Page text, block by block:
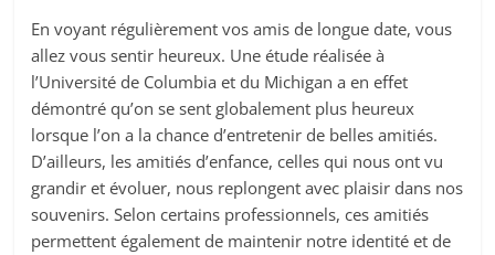
En voyant régulièrement vos amis de longue date, vous
allez vous sentir heureux. Une étude réalisée à
l’Université de Columbia et du Michigan a en effet
démontré qu’on se sent globalement plus heureux
lorsque l’on a la chance d’entretenir de belles amitiés.
D’ailleurs, les amitiés d’enfance, celles qui nous ont vu
grandir et évoluer, nous replongent avec plaisir dans nos
souvenirs. Selon certains professionnels, ces amitiés
permettent également de maintenir notre identité et de